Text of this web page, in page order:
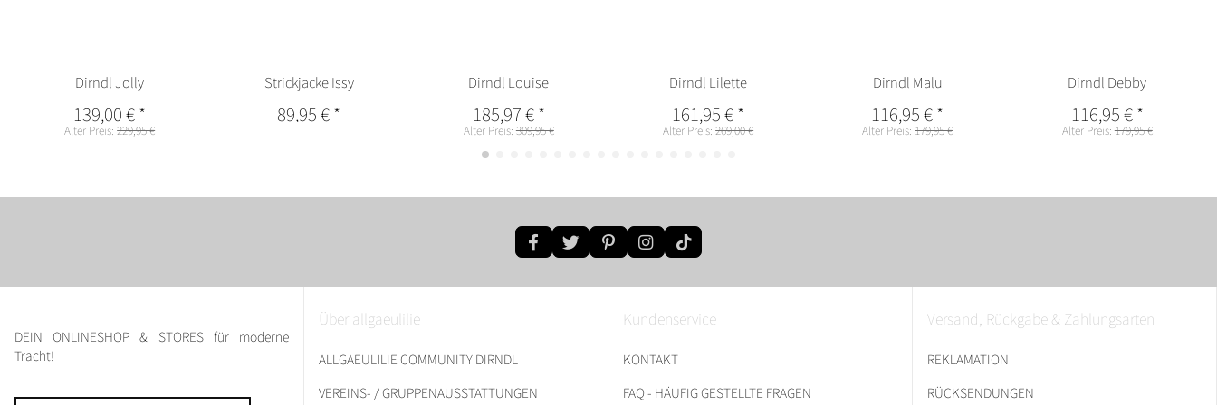
Dirndl Jolly
139,00 €*
Alter Preis:229,95 €
Strickjacke Issy
89,95 €*
Dirndl Louise
185,97 €*
Alter Preis:309,95 €
Dirndl Lilette
161,95 €*
Alter Preis:269,00 €
Dirndl Malu
116,95 €*
Alter Preis:179,95 €
Dirndl Debby
116,95 €*
Alter Preis:179,95 €
DEIN ONLINESHOP & STORES für moderne
Tracht!
Über allgaeulilie
ALLGAEULILIE COMMUNITY DIRNDL
VEREINS- / GRUPPENAUSSTATTUNGEN
Kundenservice
KONTAKT
FAQ - HÄUFIG GESTELLTE FRAGEN
Versand, Rückgabe & Zahlungsarten
REKLAMATION
RÜCKSENDUNGEN